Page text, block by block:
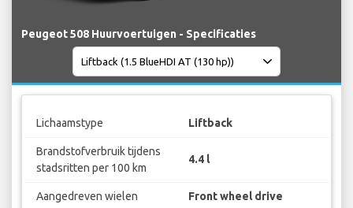
Peugeot 508 Huurvoertuigen - Specificaties
Lichaamstype Liftback
Brandstofverbruik tijdens
stadsritten per 100 km
4.4 l
Aangedreven wielen Front wheel drive